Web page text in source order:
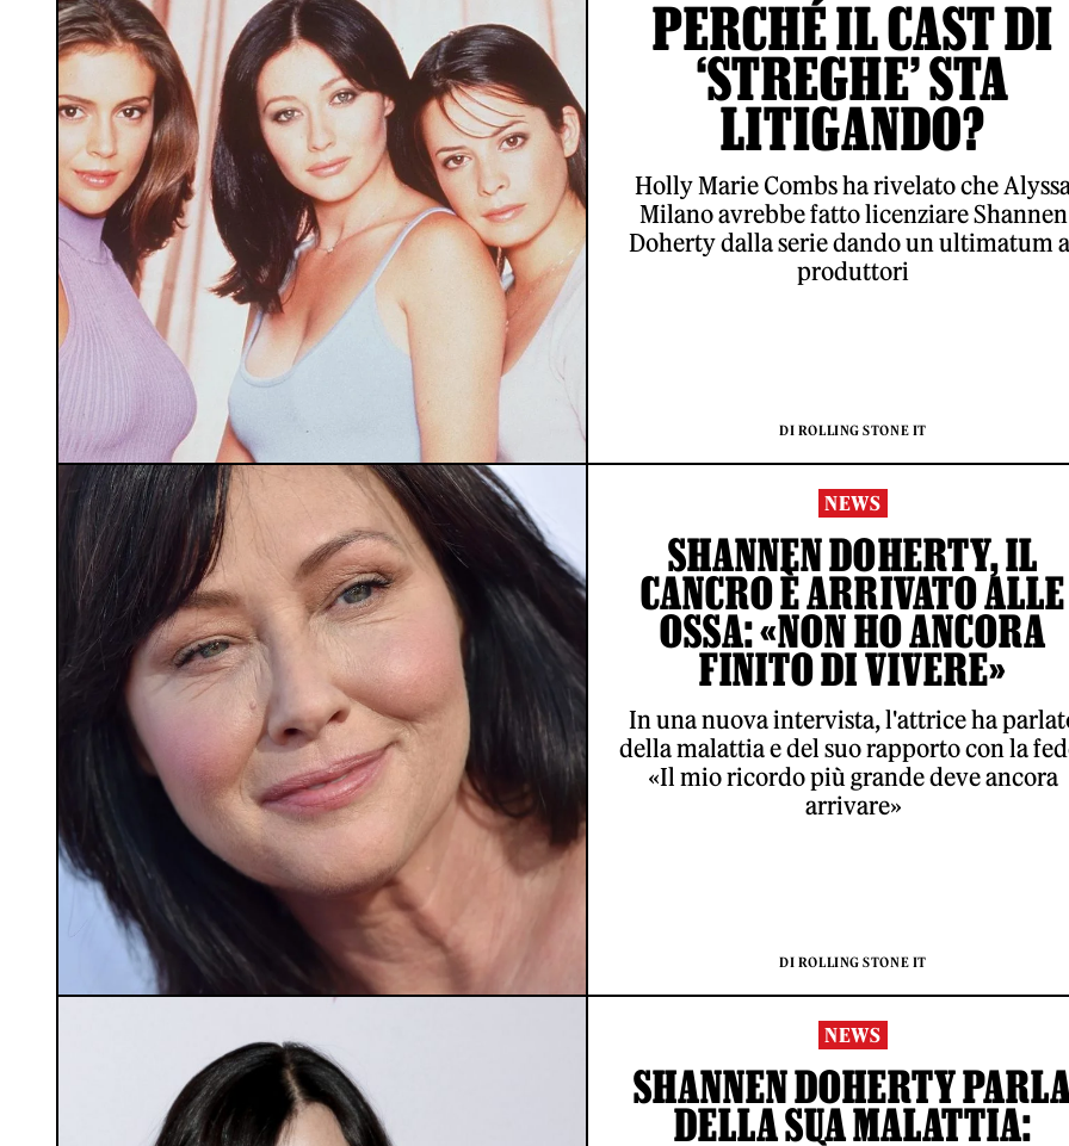
PERCHÉ IL CAST DI
‘STREGHE’ STA
LITIGANDO?
Holly Marie Combs ha rivelato che
Milano avrebbe fatto licenziare Shannen
Doherty dalla serie dando un ultimatum
produttori
DI ROLLING STONE IT
NEWS
SHANNEN DOHERTY, IL
CANCRO È ARRIVATO ALLE
OSSA: «NON HO ANCORA
FINITO DI VIVERE»
In una nuova intervista, l'attrice ha
della malattia e del suo rapporto con la
«Il mio ricordo più grande deve ancora
arrivare»
DI ROLLING STONE IT
NEWS
SHANNEN DOHERTY
DELLA SUA MALATTIA: